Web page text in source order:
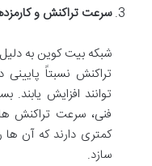
سرعت تراکنش و
تراکنش نسبتاً
توانند افزایش
فنی، سرعت تراکنش
کمتری دارند که آن
سازد.